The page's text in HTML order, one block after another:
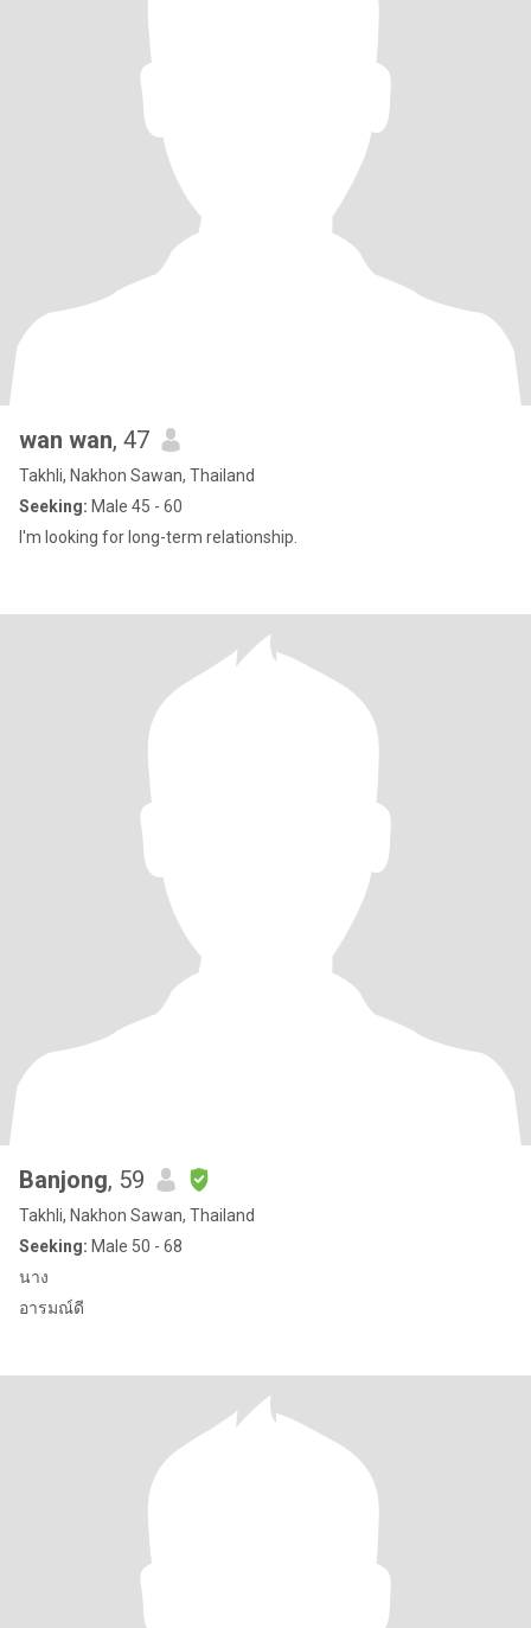
wan wan, 47
Takhli, Nakhon Sawan, Thailand
Seeking: Male 45 - 60
I'm looking for long-term relationship.
Banjong, 59
Takhli, Nakhon Sawan, Thailand
Seeking: Male 50 - 68
นาง
อารมณ์ดี